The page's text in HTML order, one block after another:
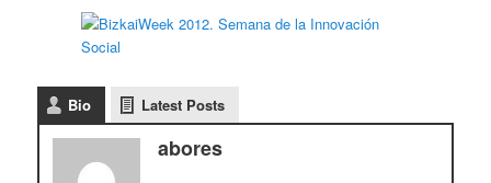
Bio Latest Posts
abores